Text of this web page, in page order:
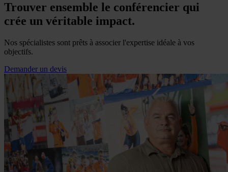
Trouver ensemble le conférencier qui
crée un véritable impact.
Nos spécialistes sont prêts à associer l'expertise idéale à vos
objectifs.
Demander un devis